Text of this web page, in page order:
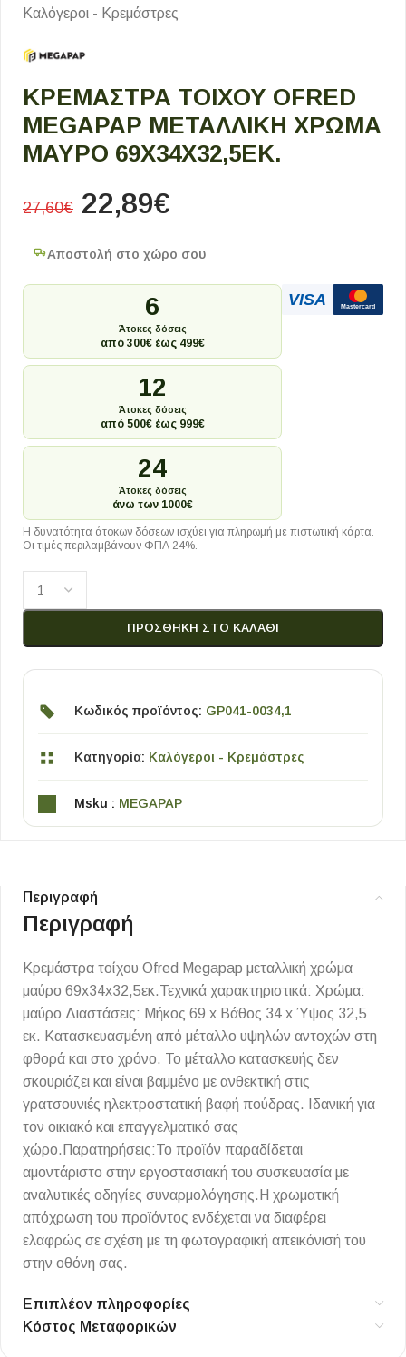
Καλόγεροι - Κρεμάστρες
ΚΡΕΜΆΣΤΡΑ ΤΟΊΧΟΥ OFRED
MEGAPAP ΜΕΤΑΛΛΙΚΉ ΧΡΏΜΑ
ΜΑΎΡΟ 69X34X32,5ΕΚ.
27,60€ 22,89€
Αποστολή στο χώρο σου
6
Άτοκες δόσεις
από 300€ έως 499€
12
Άτοκες δόσεις
από 500€ έως 999€
24
Άτοκες δόσεις
άνω των 1000€
VISA Mastercard
Η δυνατότητα άτοκων δόσεων ισχύει για πληρωμή με πιστωτική κάρτα.
Οι τιμές περιλαμβάνουν ΦΠΑ 24%.
ΠΡΟΣΘΉΚΗ ΣΤΟ ΚΑΛΆΘΙ
Κωδικός προϊόντος: GP041-0034,1
Κατηγορία: Καλόγεροι - Κρεμάστρες
Msku : MEGAPAP
Περιγραφή
Περιγραφή
Κρεμάστρα τοίχου Ofred Megapap μεταλλική χρώμα
μαύρο 69x34x32,5εκ.Τεχνικά χαρακτηριστικά: Χρώμα:
μαύρο Διαστάσεις: Μήκος 69 x Βάθος 34 x Ύψος 32,5
εκ. Κατασκευασμένη από μέταλλο υψηλών αντοχών στη
φθορά και στο χρόνο. Το μέταλλο κατασκευής δεν
σκουριάζει και είναι βαμμένο με ανθεκτική στις
γρατσουνιές ηλεκτροστατική βαφή πούδρας. Ιδανική για
τον οικιακό και επαγγελματικό σας
χώρο.Παρατηρήσεις:Το προϊόν παραδίδεται
αμοντάριστο στην εργοστασιακή του συσκευασία με
αναλυτικές οδηγίες συναρμολόγησης.Η χρωματική
απόχρωση του προϊόντος ενδέχεται να διαφέρει
ελαφρώς σε σχέση με τη φωτογραφική απεικόνισή του
στην οθόνη σας.
Επιπλέον πληροφορίες
Κόστος Μεταφορικών